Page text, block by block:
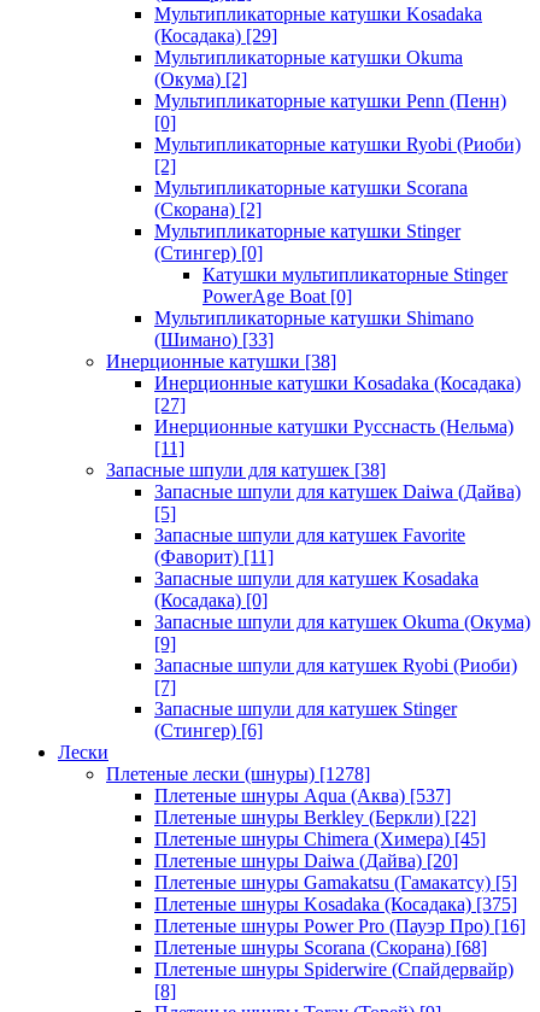
Мультипликаторные катушки Kosadaka
(Косадака) [29]
Мультипликаторные катушки Okuma
(Окума) [2]
Мультипликаторные катушки Penn (Пенн)
[0]
Мультипликаторные катушки Ryobi (Риоби)
[2]
Мультипликаторные катушки Scorana
(Скорана) [2]
Мультипликаторные катушки Stinger
(Стингер) [0]
Катушки мультипликаторные Stinger
PowerAge Boat [0]
Мультипликаторные катушки Shimano
(Шимано) [33]
Инерционные катушки [38]
Инерционные катушки Kosadaka (Косадака)
[27]
Инерционные катушки Русснасть (Нельма)
[11]
Запасные шпули для катушек [38]
Запасные шпули для катушек Daiwa (Дайва)
[5]
Запасные шпули для катушек Favorite
(Фаворит) [11]
Запасные шпули для катушек Kosadaka
(Косадака) [0]
Запасные шпули для катушек Okuma (Окума)
[9]
Запасные шпули для катушек Ryobi (Риоби)
[7]
Запасные шпули для катушек Stinger
(Стингер) [6]
Лески
Плетеные лески (шнуры) [1278]
Плетеные шнуры Aqua (Аква) [537]
Плетеные шнуры Berkley (Беркли) [22]
Плетеные шнуры Chimera (Химера) [45]
Плетеные шнуры Daiwa (Дайва) [20]
Плетеные шнуры Gamakatsu (Гамакатсу) [5]
Плетеные шнуры Kosadaka (Косадака) [375]
Плетеные шнуры Power Pro (Пауэр Про) [16]
Плетеные шнуры Scorana (Скорана) [68]
Плетеные шнуры Spiderwire (Спайдервайр)
[8]